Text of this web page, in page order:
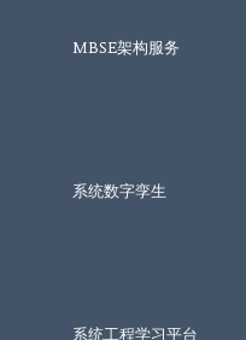
MBSE架构服务
系统数字孪生
系统工程学习平台